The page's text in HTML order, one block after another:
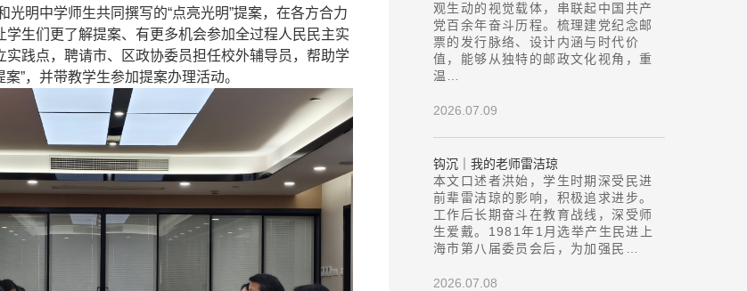
光明中学师生共同撰写的“点亮光明”提案，在各方合力
学生们更了解提案、有更多机会参加全过程人民民主实
实践点，聘请市、区政协委员担任校外辅导员，帮助学
案”，并带教学生参加提案办理活动。
观生动的视觉载体，串联起中国共产
党百余年奋斗历程。梳理建党纪念邮
票的发行脉络、设计内涵与时代价
值，能够从独特的邮政文化视角，重
温…
2026.07.09
钩沉｜我的老师雷洁琼
本文口述者洪始，学生时期深受民进
前辈雷洁琼的影响，积极追求进步。
工作后长期奋斗在教育战线，深受师
生爱戴。1981年1月选举产生民进上
海市第八届委员会后，为加强民…
2026.07.08